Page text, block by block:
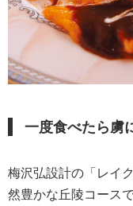
一度食べたら虜
梅沢弘設計の「レイ
然豊かな丘陵コース